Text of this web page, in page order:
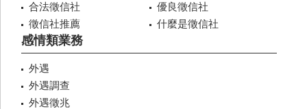
合法徵信社
優良徵信社
徵信社推薦
什麼是徵信社
感情類業務
外遇
外遇調查
外遇徵兆